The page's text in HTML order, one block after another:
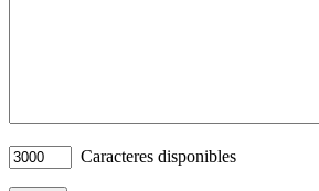
Caracteres disponibles